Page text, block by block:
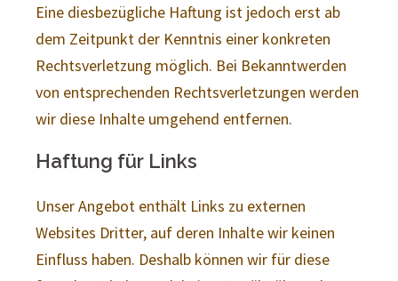
Eine diesbezügliche Haftung ist jedoch erst ab
dem Zeitpunkt der Kenntnis einer konkreten
Rechtsverletzung möglich. Bei Bekanntwerden
von entsprechenden Rechtsverletzungen werden
wir diese Inhalte umgehend entfernen.
Haftung für Links
Unser Angebot enthält Links zu externen
Websites Dritter, auf deren Inhalte wir keinen
Einfluss haben. Deshalb können wir für diese